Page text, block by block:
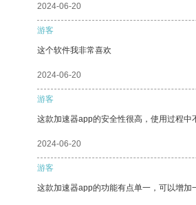
2024-06-20
游客
这个软件我非常喜欢
2024-06-20
游客
这款加速器app的安全性很高，使用过程中
2024-06-20
游客
这款加速器app的功能有点单一，可以增加